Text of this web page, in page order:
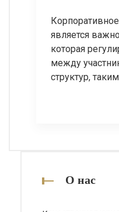
является
которая
между
структур,
также
О нас